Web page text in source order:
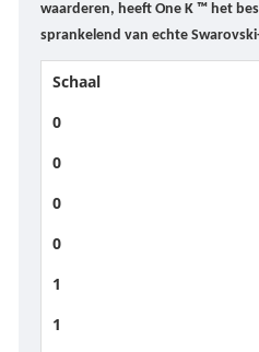
waarderen, heeft One K ™ het
sprankelend van echte
Schaal
0
0
0
0
1
1